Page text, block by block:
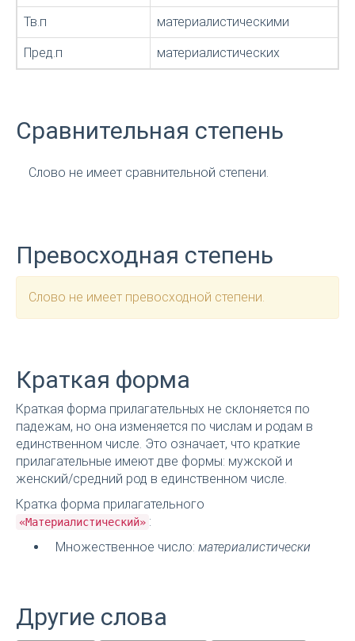
Тв.п материалистическими
Пред.п материалистических
Сравнительная степень
Слово не имеет сравнительной степени.
Превосходная степень
Слово не имеет превосходной степени.
Краткая форма
Краткая форма прилагательных не склоняется по
падежам, но она изменяется по числам и родам в
единственном числе. Это означает, что краткие
прилагательные имеют две формы: мужской и
женский/средний род в единственном числе.
Кратка форма прилагательного
«Материалистический» :
Множественное число: материалистически
Другие слова